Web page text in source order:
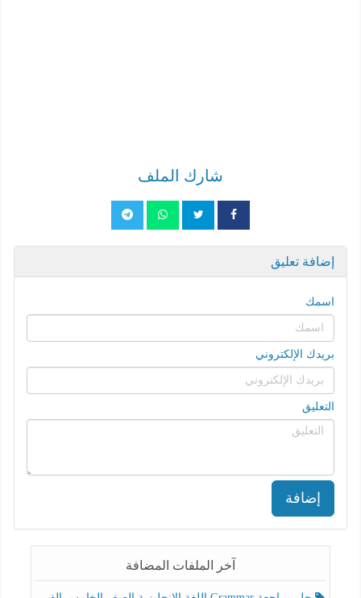
شارك الملف
إضافة تعليق
اسمك
بريدك الإلكتروني
التعليق
إضافة
آخر الملفات المضافة